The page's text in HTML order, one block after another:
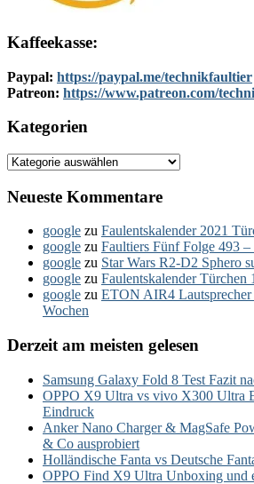
Kaffeekasse:
Paypal: https://paypal.me/technikfaultier
Patreon: https://www.patreon.com/
Kategorien
Kategorien
Neueste Kommentare
google zu Faulentskalender 2021
google zu Faultiers Fünf Folge 493
google zu Star Wars R2-D2 Sphero
google zu Faulentskalender Türchen
google zu ETON AIR4 Lautsprecher
Wochen
Derzeit am meisten gelesen
Samsung Galaxy Fold 8 Test Fazit
OPPO X9 Ultra vs vivo X300 Ultra
Eindruck
Anker Nano Charger & MagSafe
& Co ausprobiert
Holländische Fanta vs Deutsche
OPPO Find X9 Ultra Unboxing und